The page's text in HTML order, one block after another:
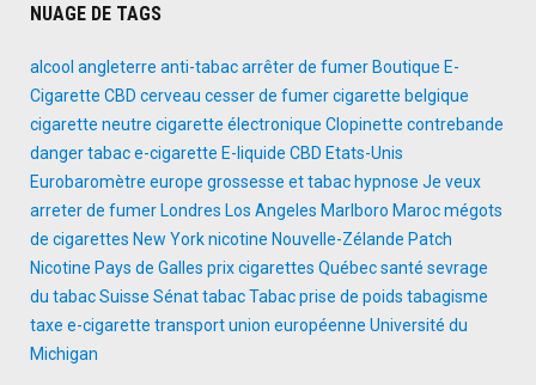
NUAGE DE TAGS
alcool angleterre anti-tabacarrêter de fumer Boutique E-
Cigarette CBD cerveau cesser de fumercigarette belgique
cigarette neutre cigarette électronique Clopinette contrebande
danger tabace-cigarette E-liquide CBD Etats-Unis
Eurobaromètre europe grossesse et tabac hypnose Je veux
arreter de fumer Londres Los Angeles Marlboro Marocmégots
de cigarettes New Yorknicotine Nouvelle-Zélande Patch
Nicotine Pays de Galles prix cigarettes Québecsanté sevrage
du tabacSuisse SénattabacTabac prise de poids tabagisme
taxe e-cigarette transportunion européenne Université du
Michigan